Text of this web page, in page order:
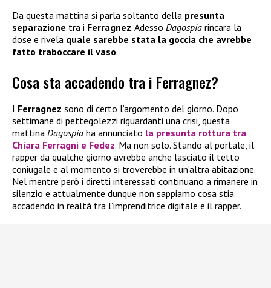
Da questa mattina si parla soltanto della presunta
separazione tra i Ferragnez. Adesso Dagospia rincara la
dose e rivela quale sarebbe stata la goccia che avrebbe
fatto traboccare il vaso.
Cosa sta accadendo tra i Ferragnez?
I Ferragnez sono di certo l’argomento del giorno. Dopo
settimane di pettegolezzi riguardanti una crisi, questa
mattina Dagospia ha annunciato la presunta rottura tra
Chiara Ferragni e Fedez. Ma non solo. Stando al portale, il
rapper da qualche giorno avrebbe anche lasciato il tetto
coniugale e al momento si troverebbe in un’altra abitazione.
Nel mentre però i diretti interessati continuano a rimanere in
silenzio e attualmente dunque non sappiamo cosa stia
accadendo in realtà tra l’imprenditrice digitale e il rapper.